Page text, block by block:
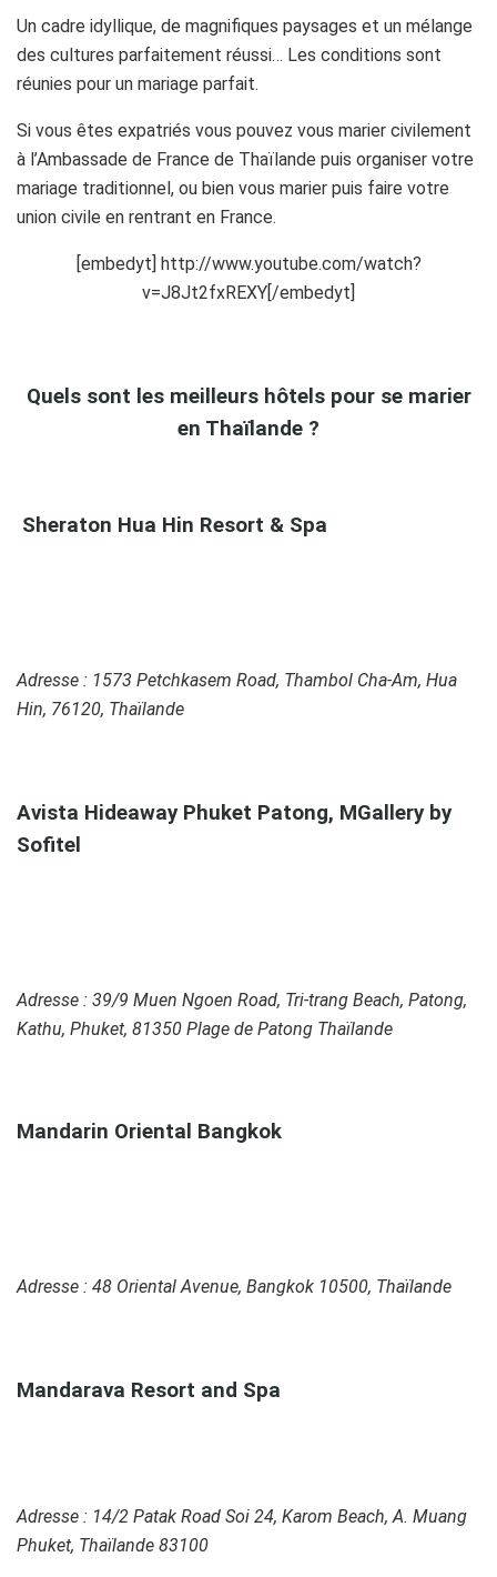
Un cadre idyllique, de magnifiques paysages et un mélange
des cultures parfaitement réussi… Les conditions sont
réunies pour un mariage parfait.
Si vous êtes expatriés vous pouvez vous marier civilement
à l’Ambassade de France de Thaïlande puis organiser votre
mariage traditionnel, ou bien vous marier puis faire votre
union civile en rentrant en France.
[embedyt] http://www.youtube.com/watch?
v=J8Jt2fxREXY[/embedyt]
Quels sont les meilleurs hôtels pour se marier
en Thaïlande ?
Sheraton Hua Hin Resort & Spa
Adresse : 1573 Petchkasem Road, Thambol Cha-Am, Hua
Hin, 76120, Thaïlande
Avista Hideaway Phuket Patong, MGallery by
Sofitel
Adresse : 39/9 Muen Ngoen Road, Tri-trang Beach, Patong,
Kathu, Phuket, 81350 Plage de Patong Thaïlande
Mandarin Oriental Bangkok
Adresse : 48 Oriental Avenue, Bangkok 10500, Thaïlande
Mandarava Resort and Spa
Adresse : 14/2 Patak Road Soi 24, Karom Beach, A. Muang
Phuket, Thaïlande 83100